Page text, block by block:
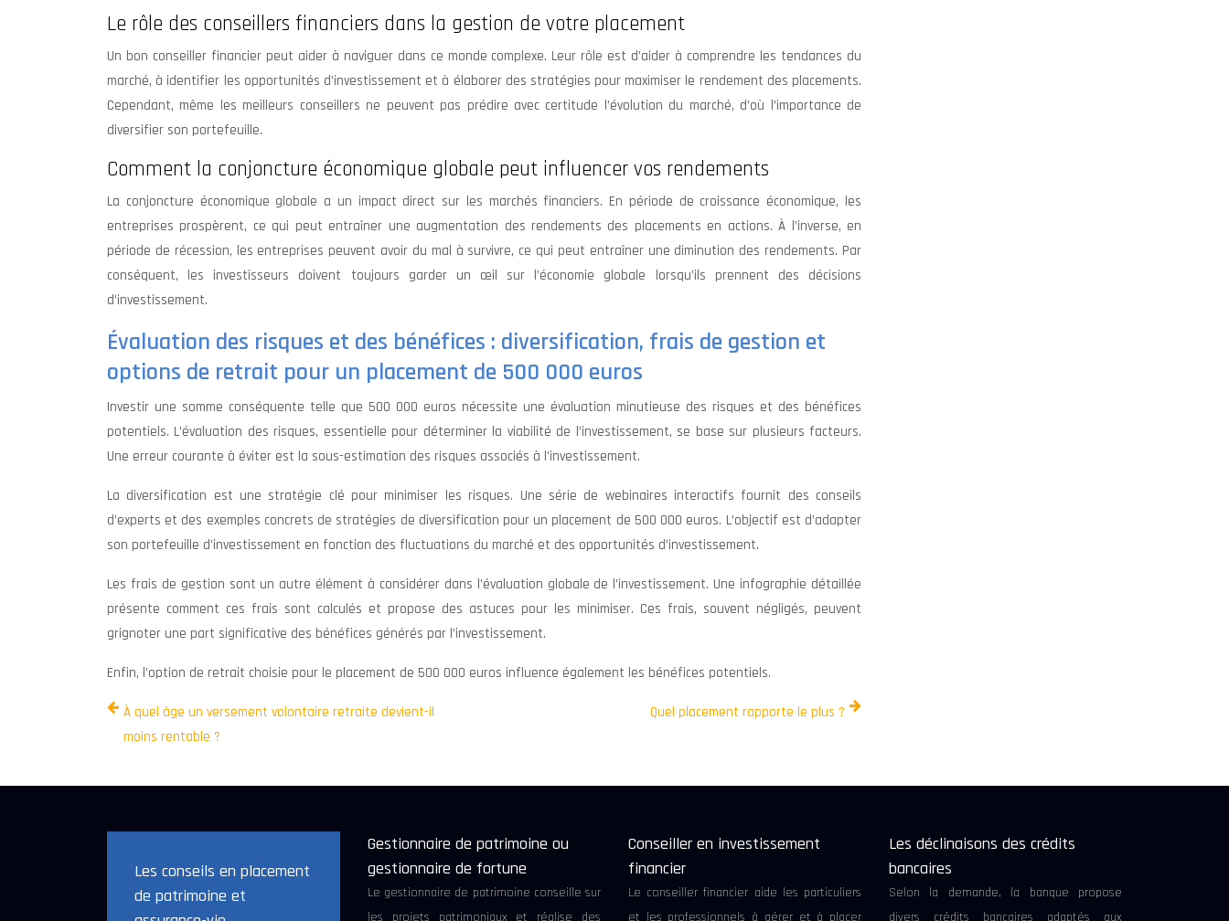
Le rôle des conseillers financiers dans la gestion de votre placement
Un bon conseiller financier peut aider à naviguer dans ce monde complexe. Leur rôle est d’aider à comprendre les tendances du
marché, à identifier les opportunités d’investissement et à élaborer des stratégies pour maximiser le rendement des placements.
Cependant, même les meilleurs conseillers ne peuvent pas prédire avec certitude l’évolution du marché, d’où l’importance de
diversifier son portefeuille.
Comment la conjoncture économique globale peut influencer vos rendements
La conjoncture économique globale a un impact direct sur les marchés financiers. En période de croissance économique, les
entreprises prospèrent, ce qui peut entraîner une augmentation des rendements des placements en actions. À l’inverse, en
période de récession, les entreprises peuvent avoir du mal à survivre, ce qui peut entraîner une diminution des rendements. Par
conséquent, les investisseurs doivent toujours garder un œil sur l’économie globale lorsqu’ils prennent des décisions
d’investissement.
Évaluation des risques et des bénéfices : diversification, frais de gestion et
options de retrait pour un placement de 500 000 euros
Investir une somme conséquente telle que 500 000 euros nécessite une évaluation minutieuse des risques et des bénéfices
potentiels. L’évaluation des risques, essentielle pour déterminer la viabilité de l’investissement, se base sur plusieurs facteurs.
Une erreur courante à éviter est la sous-estimation des risques associés à l’investissement.
La diversification est une stratégie clé pour minimiser les risques. Une série de webinaires interactifs fournit des conseils
d’experts et des exemples concrets de stratégies de diversification pour un placement de 500 000 euros. L’objectif est d’adapter
son portefeuille d’investissement en fonction des fluctuations du marché et des opportunités d’investissement.
Les frais de gestion sont un autre élément à considérer dans l’évaluation globale de l’investissement. Une infographie détaillée
présente comment ces frais sont calculés et propose des astuces pour les minimiser. Ces frais, souvent négligés, peuvent
grignoter une part significative des bénéfices générés par l’investissement.
Enfin, l’option de retrait choisie pour le placement de 500 000 euros influence également les bénéfices potentiels.
À quel âge un versement volontaire retraite devient-il
moins rentable ?
Quel placement rapporte le plus ?
Les conseils en placement
de patrimoine et
Gestionnaire de patrimoine ou
gestionnaire de fortune
Le gestionnaire de patrimoine conseille sur
les projets patrimoniaux et réalise des
Conseiller en investissement
financier
Le conseiller financier aide les particuliers
et les professionnels à gérer et à placer
Les déclinaisons des crédits
bancaires
Selon la demande, la banque propose
divers crédits bancaires adaptés aux